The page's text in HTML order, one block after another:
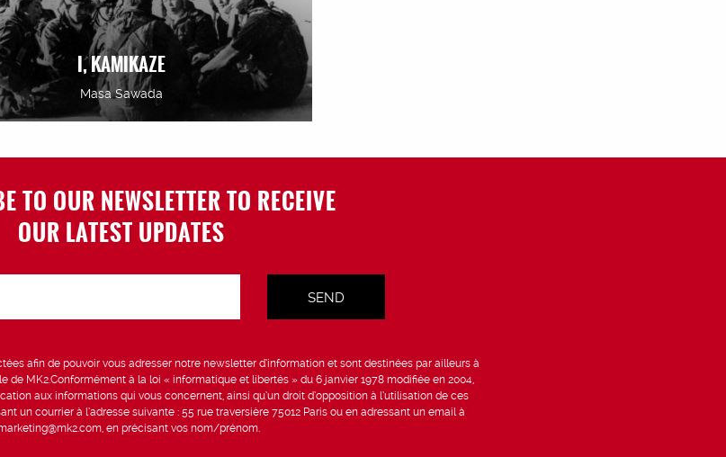
I, KAMIKAZE
Masa Sawada
TO OUR NEWSLETTER TO RECEIVE
OUR LATEST UPDATES
afin de pouvoir vous adresser notre newsletter d’information et sont destinées par ailleurs à
de MK2.Conformément à la loi « informatique et libertés » du 6 janvier 1978 modifiée en 2004,
aux informations qui vous concernent, ainsi qu’un droit d’opposition à l’utilisation de ces
un courrier à l’adresse suivante : 55 rue traversière 75012 Paris ou en adressant un email à
en précisant vos nom/prénom.